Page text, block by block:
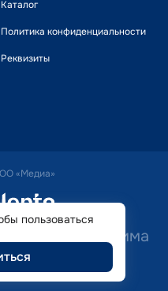
Каталог
Политика конфиденциальности
Реквизиты
«Медиа»
Необходима
пользоваться